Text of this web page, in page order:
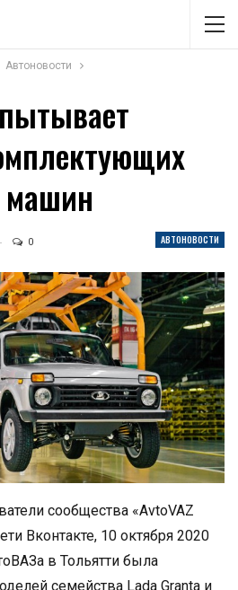
Автоновости
машин
АВТОНОВОСТИ
0
сообщества «AvtoVAZ
Вконтакте, 10 октября 2020
в Тольятти была
семейства Lada Granta и